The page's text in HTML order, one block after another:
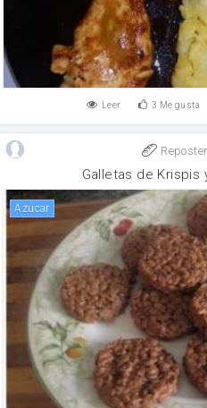
Leer 3 Me gusta
Galletas de Krispis
Azúcar